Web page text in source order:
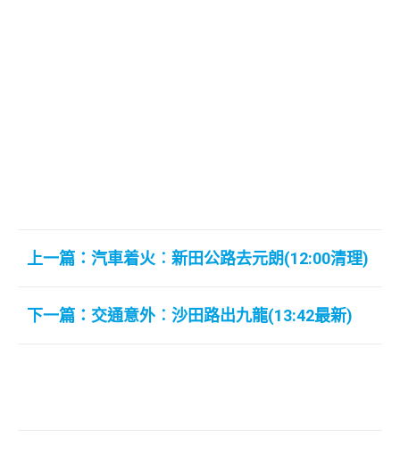
上一篇：汽車着火︰新田公路去元朗(12:00清理)
下一篇：交通意外︰沙田路出九龍(13:42最新)